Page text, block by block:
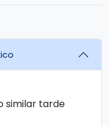
similar tarde